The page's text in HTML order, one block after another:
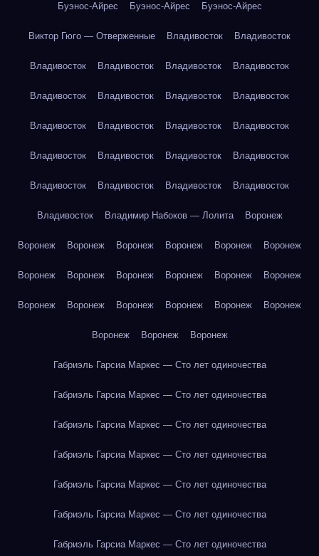
Буэнос-Айрес Буэнос-Айрес Буэнос-Айрес
Виктор Гюго — Отверженные Владивосток Владивосток
Владивосток Владивосток Владивосток Владивосток
Владивосток Владивосток Владивосток Владивосток
Владивосток Владивосток Владивосток Владивосток
Владивосток Владивосток Владивосток Владивосток
Владивосток Владивосток Владивосток Владивосток
Владивосток Владимир Набоков — Лолита Воронеж
Воронеж Воронеж Воронеж Воронеж Воронеж Воронеж
Воронеж Воронеж Воронеж Воронеж Воронеж Воронеж
Воронеж Воронеж Воронеж Воронеж Воронеж Воронеж
Воронеж Воронеж Воронеж
Габриэль Гарсиа Маркес — Сто лет одиночества
Габриэль Гарсиа Маркес — Сто лет одиночества
Габриэль Гарсиа Маркес — Сто лет одиночества
Габриэль Гарсиа Маркес — Сто лет одиночества
Габриэль Гарсиа Маркес — Сто лет одиночества
Габриэль Гарсиа Маркес — Сто лет одиночества
Габриэль Гарсиа Маркес — Сто лет одиночества